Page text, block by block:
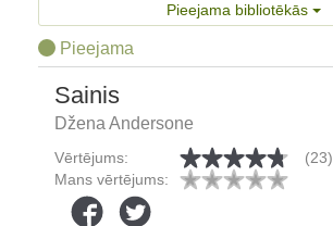
Pieejama bibliotēkās
Pieejama
Sainis
Džena Andersone
Vērtējums:
(23)
Mans vērtējums: